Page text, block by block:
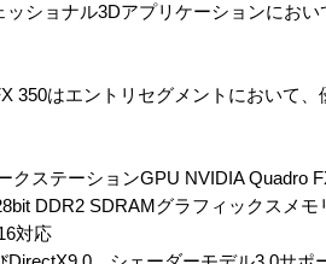
ッショナル3Dアプリケーションにお
350はエントリセグメントにおいて
クステーションGPU NVIDIA Quadro
DDR2 SDRAMグラフィックスメモ
対応